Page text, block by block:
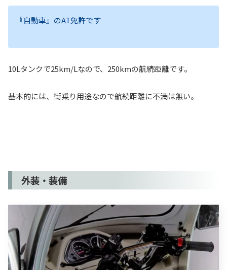
『自動車』のAT免許です
10Lタンクで25km/Lなので、250kmの航続距離です。
基本的には、街乗り用途なので航続距離に不満は無い。
外装・装備